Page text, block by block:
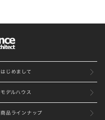
はじめまして
モデルハウス
商品ラインナップ